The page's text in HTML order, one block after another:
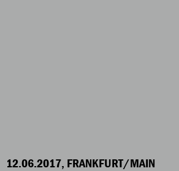
12.06.2017, FRANKFURT/MAIN